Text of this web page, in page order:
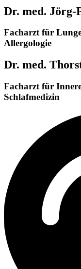
Dr. med. Jörg-
Facharzt für
Allergologie
Dr. med.
Facharzt für
Schlafmedizin